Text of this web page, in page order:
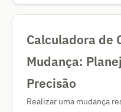
Calculadora de
Mudança:
Precisão
Realizar uma mudança